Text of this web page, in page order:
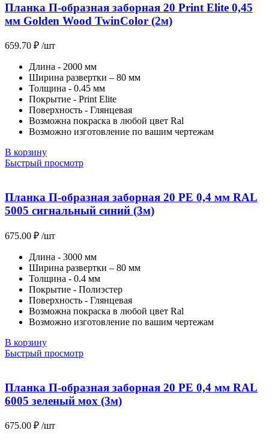
Планка П-образная заборная 20 Print Elite 0,45
мм Golden Wood TwinColor (2м)
659.70 ₽ /шт
Длина - 2000 мм
Ширина развертки – 80 мм
Толщина - 0.45 мм
Покрытие - Print Elite
Поверхность - Глянцевая
Возможна покраска в любой цвет Ral
Возможно изготовление по вашим чертежам
В корзину
Быстрый просмотр
Планка П-образная заборная 20 PE 0,4 мм RAL
5005 сигнальный синий (3м)
675.00 ₽ /шт
Длина - 3000 мм
Ширина развертки – 80 мм
Толщина - 0.4 мм
Покрытие - Полиэстер
Поверхность - Глянцевая
Возможна покраска в любой цвет Ral
Возможно изготовление по вашим чертежам
В корзину
Быстрый просмотр
Планка П-образная заборная 20 PE 0,4 мм RAL
6005 зеленый мох (3м)
675.00 ₽ /шт